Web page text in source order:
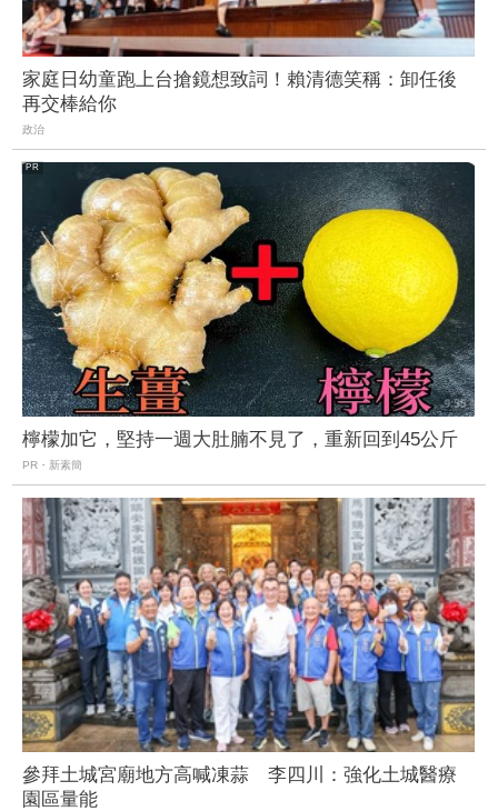
家庭日幼童跑上台搶鏡想致詞！賴清德笑稱：卸任後
再交棒給你
政治
檸檬加它，堅持一週大肚腩不見了，重新回到45公斤
PR・新素簡
參拜土城宮廟地方高喊凍蒜 李四川：強化土城醫療
園區量能